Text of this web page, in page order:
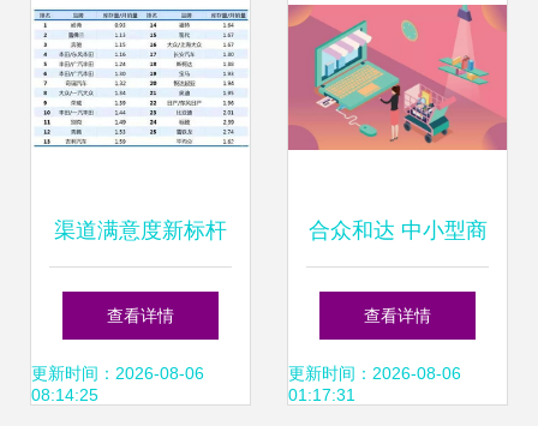
渠道满意度新标杆
国内贸易代理视角
下的哈弗独赢现象
查看详情
更新时间：2026-08-06
08:14:25
合众和达 中小型商
家如何科学进口好
产品——破解价
查看详情
更新时间：2026-08-06
01:17:31